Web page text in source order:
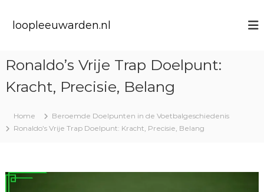
loopleeuwarden.nl
Ronaldo’s Vrije Trap Doelpunt:
Kracht, Precisie, Belang
Home
Beroemde Doelpunten in de Voetbalgeschiedenis
Ronaldo’s Vrije Trap Doelpunt: Kracht, Precisie, Belang